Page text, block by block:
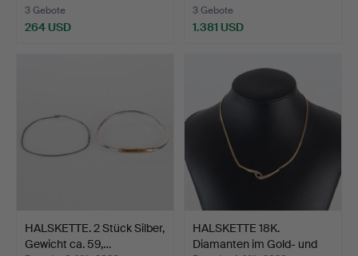
3 Gebote
264 USD
3 Gebote
1.381 USD
HALSKETTE. 2 Stück Silber,
Gewicht ca. 59,…
HALSKETTE 18K.
Diamanten im Gold- und